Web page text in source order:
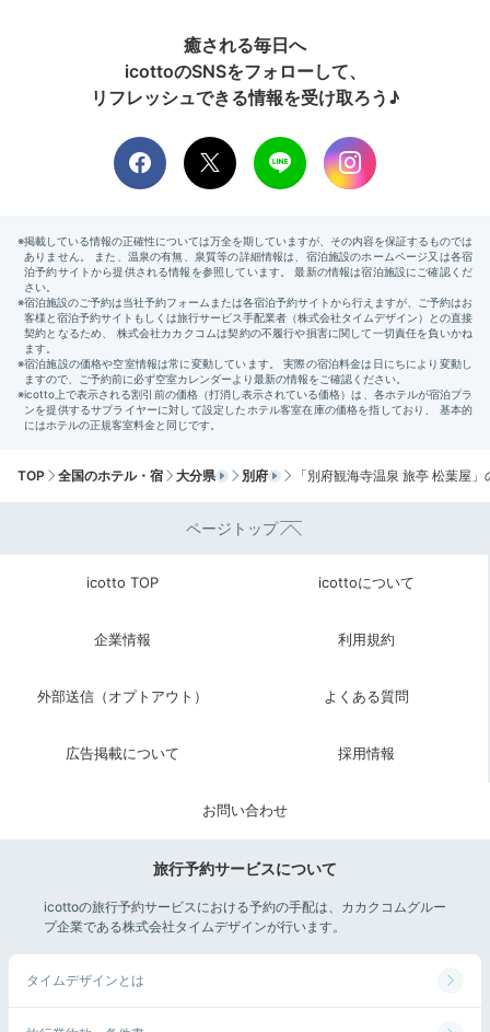
「月ノ想」の客室では、別府市街のきらめく夜景も一望
できます。 メゾネット客室のデイベッドは特等席で、ゴ
やテラスで、夜風を感じながら寛ぐのも気持ち良さそう
maaaripepe
客室露天風呂は木製で、どこか落ち着く感じでした。眺
めも良く、
と時を過ごせました。
2日目
06:30
月ノ想大浴場／月あかりの湯① 月
癒される毎日へ
icottoのSNSをフォローして、
リフレッシュできる情報を受け取ろう♪
TOP 全国のホテル・宿 大分県 別府 「別府観海寺温泉 旅亭 松葉屋
ページトップ
icotto TOP icottoについて
企業情報 利用規約
外部送信（オプトアウト） よくある質問
広告掲載について 採用情報
お問い合わせ
旅行予約サービスについて
icottoの旅行予約サービスにおける予約の手配は、カカクコムグルー
プ企業である株式会社タイムデザインが行います。
タイムデザインとは